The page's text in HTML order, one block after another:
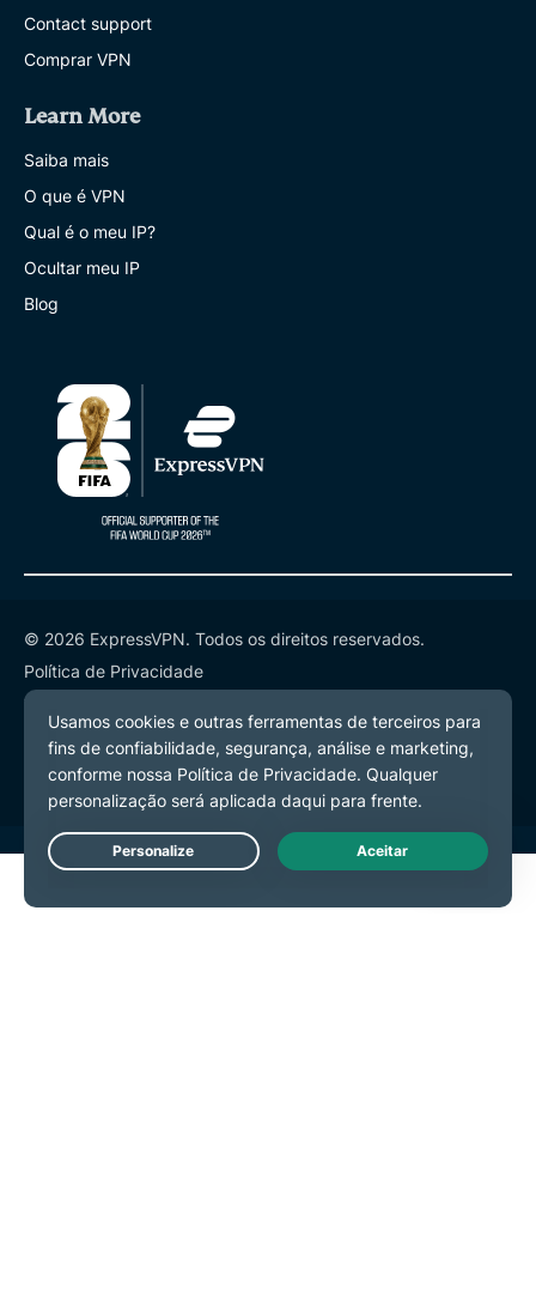
Contact support
Comprar VPN
Learn More
Saiba mais
O que é VPN
Qual é o meu IP?
Ocultar meu IP
Blog
© 2026 ExpressVPN. Todos os direitos reservados.
Política de Privacidade
Termos de Serviço
Preferências de Cookies
Live Chat